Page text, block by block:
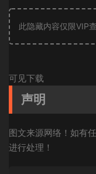
此隐藏内容仅限VIP
可见下载
声明
图文来源网络！如有
进行处理！